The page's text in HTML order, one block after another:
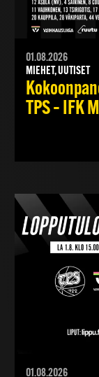
01.08.2026
MIEHET, UUTISET
TPS – IFK
01.08.2026